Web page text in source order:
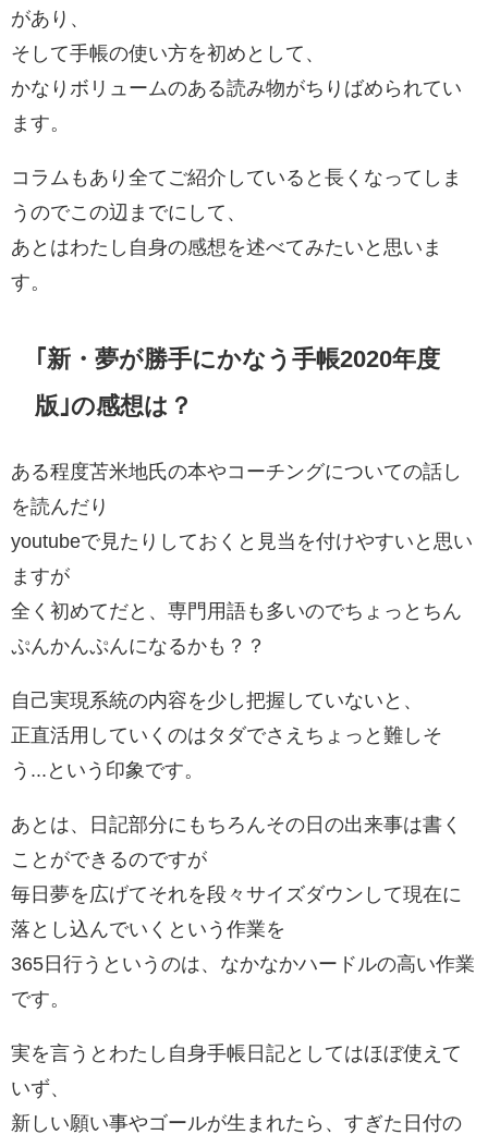
があり、
そして手帳の使い方を初めとして、
かなりボリュームのある読み物がちりばめられてい
ます。
コラムもあり全てご紹介していると長くなってしま
うのでこの辺までにして、
あとはわたし自身の感想を述べてみたいと思いま
す。
｢新・夢が勝手にかなう手帳2020年度
版｣の感想は？
ある程度苫米地氏の本やコーチングについての話し
を読んだり
youtubeで見たりしておくと見当を付けやすいと思い
ますが
全く初めてだと、専門用語も多いのでちょっとちん
ぷんかんぷんになるかも？？
自己実現系統の内容を少し把握していないと、
正直活用していくのはタダでさえちょっと難しそ
う...という印象です。
あとは、日記部分にもちろんその日の出来事は書く
ことができるのですが
毎日夢を広げてそれを段々サイズダウンして現在に
落とし込んでいくという作業を
365日行うというのは、なかなかハードルの高い作業
です。
実を言うとわたし自身手帳日記としてはほぼ使えて
いず、
新しい願い事やゴールが生まれたら、すぎた日付の